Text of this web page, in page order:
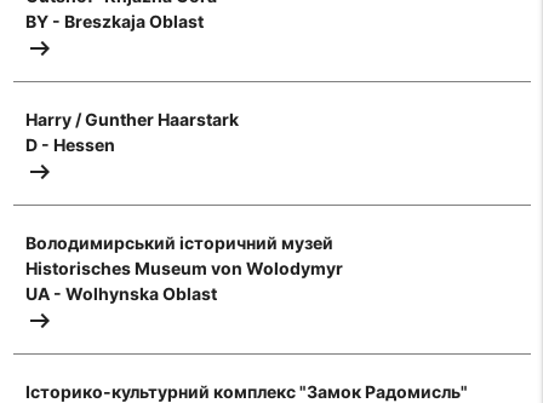
BY - Breszkaja Oblast
arrow_right_alt
Harry / Gunther Haarstark
D - Hessen
arrow_right_alt
Володимирський історичний музей
Historisches Museum von Wolodymyr
UA - Wolhynska Oblast
arrow_right_alt
Історико-культурний комплекс "Замок Радомисль"